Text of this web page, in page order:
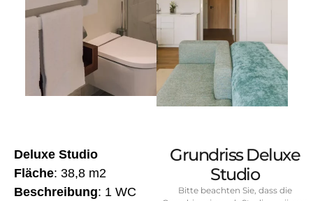
Deluxe Studio
Fläche: 38,8 m2
Beschreibung: 1 WC
Grundriss Deluxe
Studio
Bitte beachten Sie, dass die